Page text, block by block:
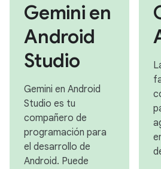
Gemini en
Android
Studio
Gemini en Android
Studio es tu
compañero de
programación para
el desarrollo de
Android. Puede